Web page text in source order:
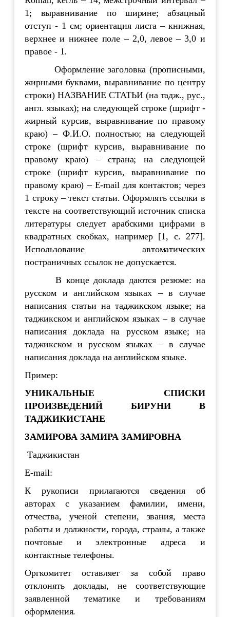
1; выравнивание по ширине; абзацный
отступ - 1 см; ориентация листа – книжная,
верхнее и нижнее поле – 2,0, левое – 3,0 и
правое - 1.
Оформление заголовка (прописными,
жирными буквами, выравнивание по центру
строки) НАЗВАНИЕ СТАТЬИ (на тадж., рус.,
англ. языках); на следующей строке (шрифт -
жирный курсив, выравнивание по правому
краю) – Ф.И.О. полностью; на следующей
строке (шрифт курсив, выравнивание по
правому краю) – страна; на следующей
строке (шрифт курсив, выравнивание по
правому краю) – E-mail для контактов; через
1 строку – текст статьи. Оформлять ссылки в
тексте на соответствующий источник списка
литературы следует арабскими цифрами в
квадратных скобках, например [1, с. 277].
Использование автоматических
постраничных ссылок не допускается.
В конце доклада даются резюме: на
русском и английском языках – в случае
написания статьи на таджикском языке; на
таджикском и английском языках – в случае
написания доклада на русском языке; на
таджикском и русском языках – в случае
написания доклада на английском языке.
Пример:
УНИКАЛЬНЫЕ
СПИСКИ
ПРОИЗВЕДЕНИЙ БИРУНИ В
ТАДЖИКИСТАНЕ
ЗАМИРОВА ЗАМИРА ЗАМИРОВНА
Таджикистан
E-mail:
К рукописи прилагаются сведения об
авторах с указанием фамилии, имени,
отчества, ученой степени, звания, места
работы и должности, города, страны, а также
почтовые и электронные адреса и
контактные телефоны.
Оргкомитет оставляет за собой право
отклонять доклады, не соответствующие
заявленной тематике и требованиям
оформления.